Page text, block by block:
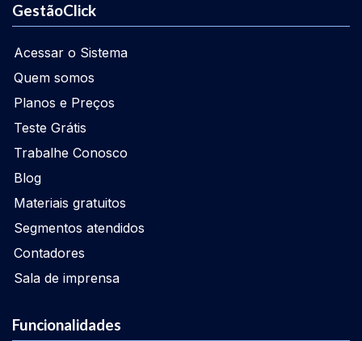
GestãoClick
Acessar o Sistema
Quem somos
Planos e Preços
Teste Grátis
Trabalhe Conosco
Blog
Materiais gratuitos
Segmentos atendidos
Contadores
Sala de imprensa
Funcionalidades